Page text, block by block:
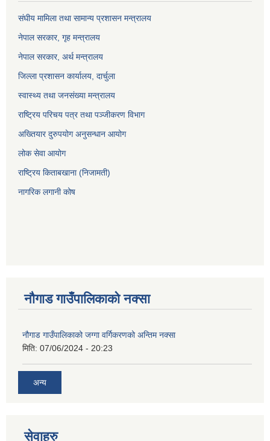
संघीय मामिला तथा सामान्य प्रशासन मन्त्रालय
नेपाल सरकार, गृह मन्त्रालय
नेपाल सरकार, अर्थ मन्त्रालय
जिल्ला प्रशासन कार्यालय, दार्चुला
स्वास्थ्य तथा जनसंख्या मन्त्रालय
राष्ट्रिय परिचय पत्र तथा पञ्जीकरण विभाग
अख्तियार दुरुपयोग अनुसन्धान आयोग
लोक सेवा आयोग
राष्ट्रिय किताबखाना (निजामती)
नागरिक लगानी कोष
नौगाड गाउँपालिकाको नक्सा
नौगाड गाउँपालिकाको जग्गा वर्गिकरणको अन्तिम नक्सा
मिति: 07/06/2024 - 20:23
अन्य
सेवाहरु